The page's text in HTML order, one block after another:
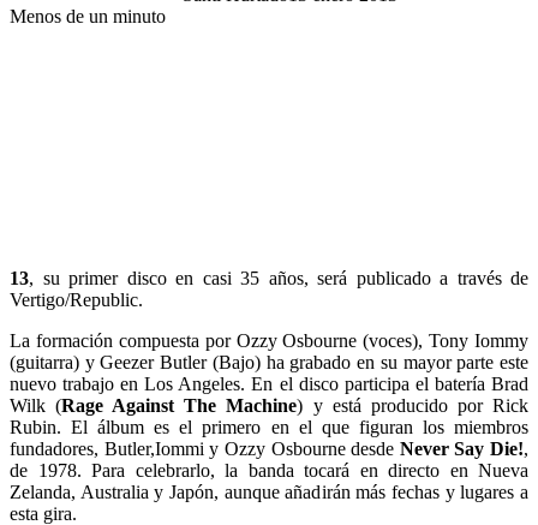
Menos de un minuto
13, su primer disco en casi 35 años, será publicado a través de
Vertigo/Republic.
La formación compuesta por Ozzy Osbourne (voces), Tony Iommy
(guitarra) y Geezer Butler (Bajo) ha grabado en su mayor parte este
nuevo trabajo en Los Angeles. En el disco participa el batería Brad
Wilk (Rage Against The Machine) y está producido por Rick
Rubin. El álbum es el primero en el que figuran los miembros
fundadores, Butler,Iommi y Ozzy Osbourne desde Never Say Die!,
de 1978. Para celebrarlo, la banda tocará en directo en Nueva
Zelanda, Australia y Japón, aunque añadirán más fechas y lugares a
esta gira.